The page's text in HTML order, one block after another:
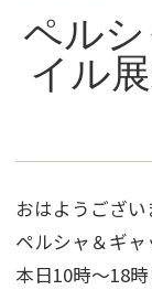
ペル
イル
おはようござい
ペルシャ＆ギャ
本日10時～18